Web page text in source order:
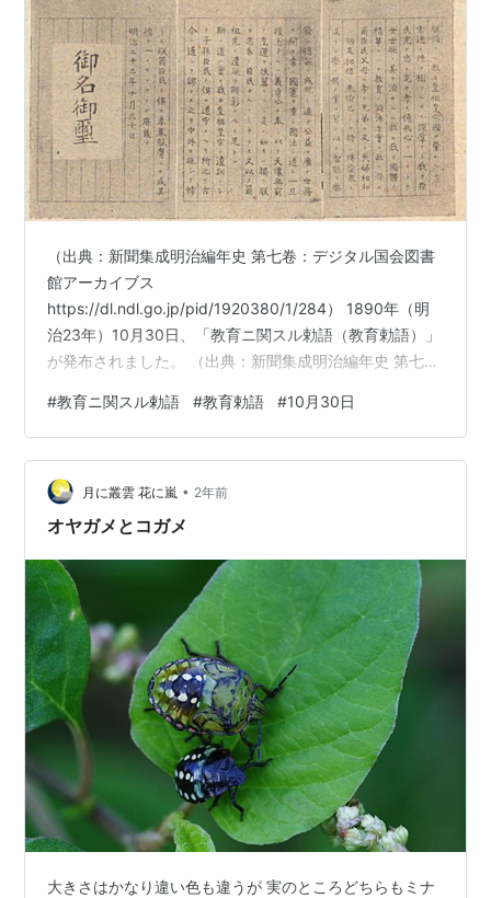
（出典：新聞集成明治編年史 第七卷：デジタル国会図書
館アーカイブス
https://dl.ndl.go.jp/pid/1920380/1/284） 1890年（明
治23年）10月30日、「教育ニ関スル勅語（教育勅語）」
が発布されました。 （出典：新聞集成明治編年史 第七
https://dl.ndl.go.jp/pid/1920380/1/284）（教育勅語）
「教育ニ関スル勅語」は、「教育勅語」とも称されま
す。「勅語」とは、天皇が政治・行政などについて伝え
る、いわゆる「お言葉」を文書などにして公表した物の
ことを言います。（教育勅語誕生の背景）明治政府は、
#教育ニ関スル勅語 #教育勅語 #10月30日
月に叢雲 花に嵐 • 2年前
オヤガメとコガメ
大きさはかなり違い色も違うが 実のところどちらもミナ